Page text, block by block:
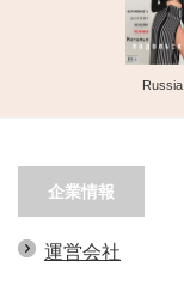
Russia
企業情報
運営会社